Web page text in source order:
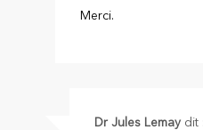
Merci.
Dr Jules Lemay dit :